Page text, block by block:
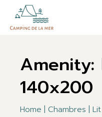
content
140x200
Home Chambres